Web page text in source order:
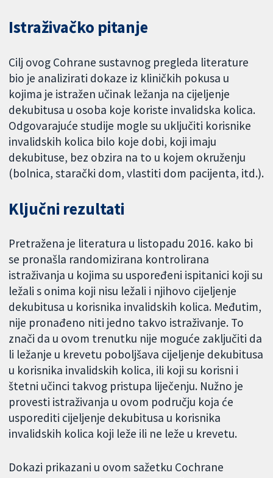
Istraživačko pitanje
Cilj ovog Cohrane sustavnog pregleda literature
bio je analizirati dokaze iz kliničkih pokusa u
kojima je istražen učinak ležanja na cijeljenje
dekubitusa u osoba koje koriste invalidska kolica.
Odgovarajuće studije mogle su uključiti korisnike
invalidskih kolica bilo koje dobi, koji imaju
dekubituse, bez obzira na to u kojem okruženju
(bolnica, starački dom, vlastiti dom pacijenta, itd.).
Ključni rezultati
Pretražena je literatura u listopadu 2016. kako bi
se pronašla randomizirana kontrolirana
istraživanja u kojima su uspoređeni ispitanici koji su
ležali s onima koji nisu ležali i njihovo cijeljenje
dekubitusa u korisnika invalidskih kolica. Međutim,
nije pronađeno niti jedno takvo istraživanje. To
znači da u ovom trenutku nije moguće zaključiti da
li ležanje u krevetu poboljšava cijeljenje dekubitusa
u korisnika invalidskih kolica, ili koji su korisni i
štetni učinci takvog pristupa liječenju. Nužno je
provesti istraživanja u ovom području koja će
usporediti cijeljenje dekubitusa u korisnika
invalidskih kolica koji leže ili ne leže u krevetu.
Dokazi prikazani u ovom sažetku Cochrane